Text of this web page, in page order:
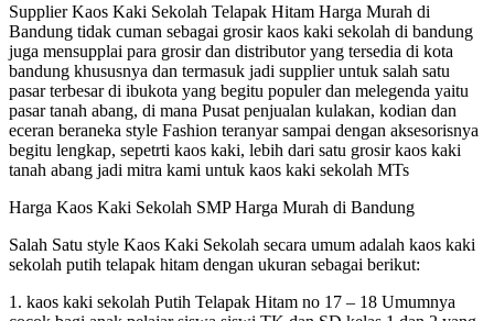
Supplier Kaos Kaki Sekolah Telapak Hitam Harga Murah di
Bandung tidak cuman sebagai grosir kaos kaki sekolah di bandung
juga mensupplai para grosir dan distributor yang tersedia di kota
bandung khususnya dan termasuk jadi supplier untuk salah satu
pasar terbesar di ibukota yang begitu populer dan melegenda yaitu
pasar tanah abang, di mana Pusat penjualan kulakan, kodian dan
eceran beraneka style Fashion teranyar sampai dengan aksesorisnya
begitu lengkap, sepetrti kaos kaki, lebih dari satu grosir kaos kaki
tanah abang jadi mitra kami untuk kaos kaki sekolah MTs
Harga Kaos Kaki Sekolah SMP Harga Murah di Bandung
Salah Satu style Kaos Kaki Sekolah secara umum adalah kaos kaki
sekolah putih telapak hitam dengan ukuran sebagai berikut:
1. kaos kaki sekolah Putih Telapak Hitam no 17 – 18 Umumnya